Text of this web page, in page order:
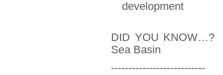
development
DID YOU KNOW…?
Sea Basin
---------------------------